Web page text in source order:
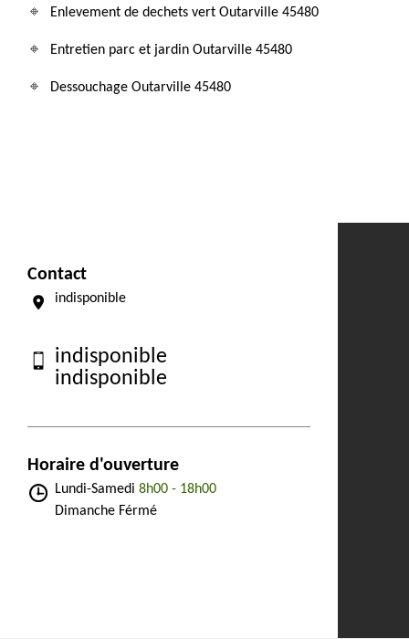
Enlevement de dechets vert Outarville 45480
Entretien parc et jardin Outarville 45480
Dessouchage Outarville 45480
Contact
indisponible
indisponible
indisponible
Horaire d'ouverture
Lundi-Samedi 8h00 - 18h00
Dimanche Férmé